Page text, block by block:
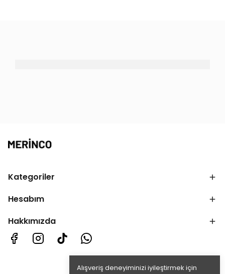
Alışveriş deneyiminizi iyileştirmek için
Kategoriler
Hesabım
Hakkımızda